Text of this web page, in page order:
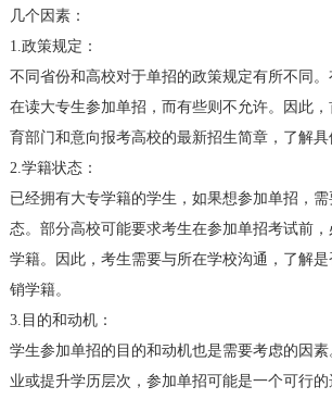
几个因素：
1.政策规定：
不同省份和高校对于单招的政策规定有所不同
在读大专生参加单招，而有些则不允许。因此
育部门和意向报考高校的最新招生简章，了解具
2.学籍状态：
已经拥有大专学籍的学生，如果想参加单招，
态。部分高校可能要求考生在参加单招考试前
学籍。因此，考生需要与所在学校沟通，了解
销学籍。
3.目的和动机：
学生参加单招的目的和动机也是需要考虑的因
业或提升学历层次，参加单招可能是一个可行